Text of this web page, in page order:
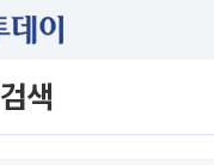
검색